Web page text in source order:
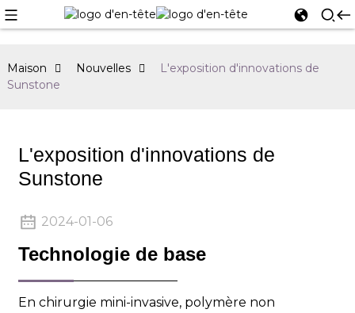
Maison Nouvelles
L'exposition d'innovations de
Sunstone
L'exposition d'innovations de
Sunstone
2024-01-06
Technologie de base
En chirurgie mini-invasive, polymère non